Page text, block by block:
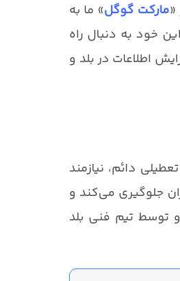
مارکت گوگل» ما به
خود به دنبال راه
اطلاعات در بلد و
دائم، نیازمند
جلوگیری می‌کند و
توسط تیم فنی بلد